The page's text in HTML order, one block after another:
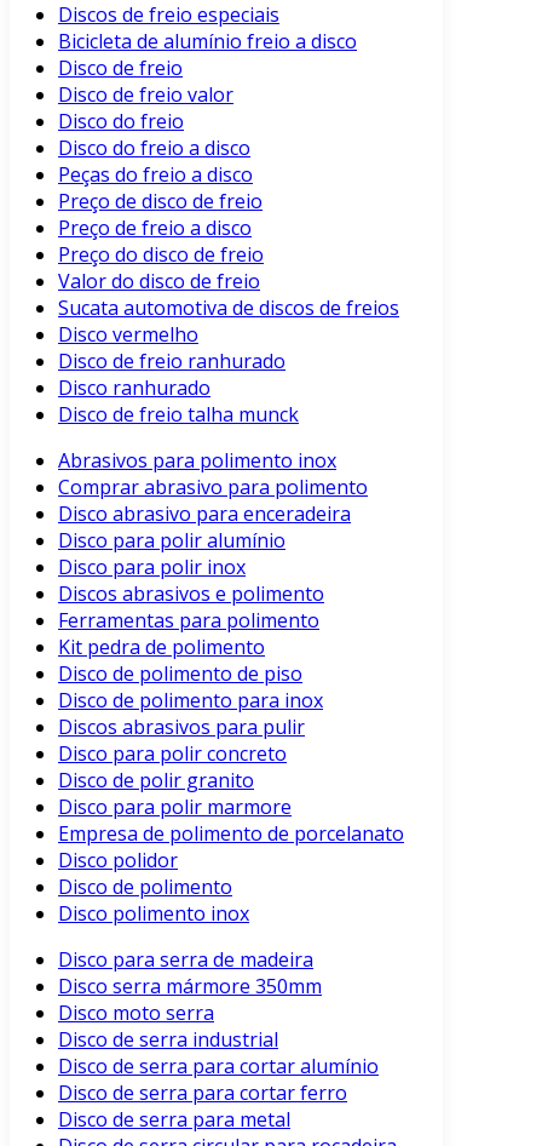
Discos de freio especiais
Bicicleta de alumínio freio a disco
Disco de freio
Disco de freio valor
Disco do freio
Disco do freio a disco
Peças do freio a disco
Preço de disco de freio
Preço de freio a disco
Preço do disco de freio
Valor do disco de freio
Sucata automotiva de discos de freios
Disco vermelho
Disco de freio ranhurado
Disco ranhurado
Disco de freio talha munck
Abrasivos para polimento inox
Comprar abrasivo para polimento
Disco abrasivo para enceradeira
Disco para polir alumínio
Disco para polir inox
Discos abrasivos e polimento
Ferramentas para polimento
Kit pedra de polimento
Disco de polimento de piso
Disco de polimento para inox
Discos abrasivos para pulir
Disco para polir concreto
Disco de polir granito
Disco para polir marmore
Empresa de polimento de porcelanato
Disco polidor
Disco de polimento
Disco polimento inox
Disco para serra de madeira
Disco serra mármore 350mm
Disco moto serra
Disco de serra industrial
Disco de serra para cortar alumínio
Disco de serra para cortar ferro
Disco de serra para metal